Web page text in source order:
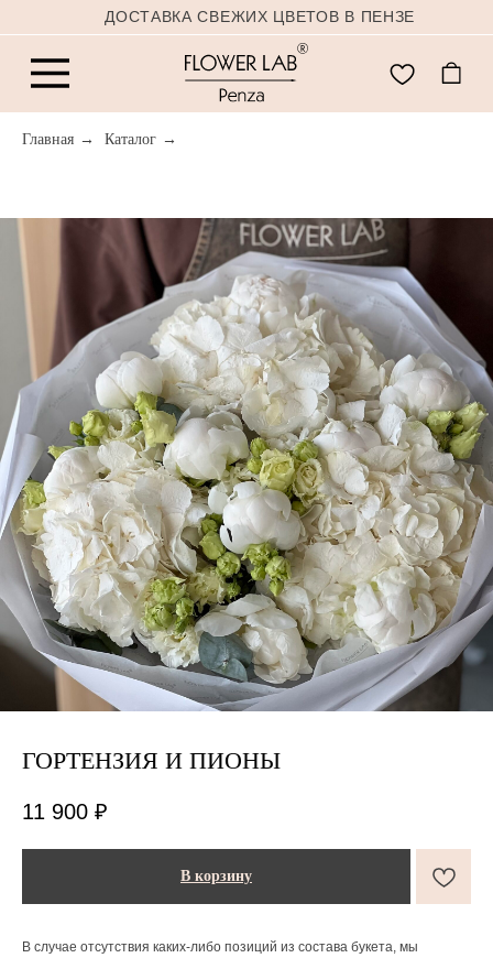
ДОСТАВКА СВЕЖИХ ЦВЕТОВ В ПЕНЗЕ
Главная → Каталог →
ГОРТЕНЗИЯ И ПИОНЫ
11 900 ₽
В корзину
В случае отсутствия каких-либо позиций из состава букета, мы
РЕКОМЕНДУЕМ
ПОДАРКИ ОТ FLOWER LAB